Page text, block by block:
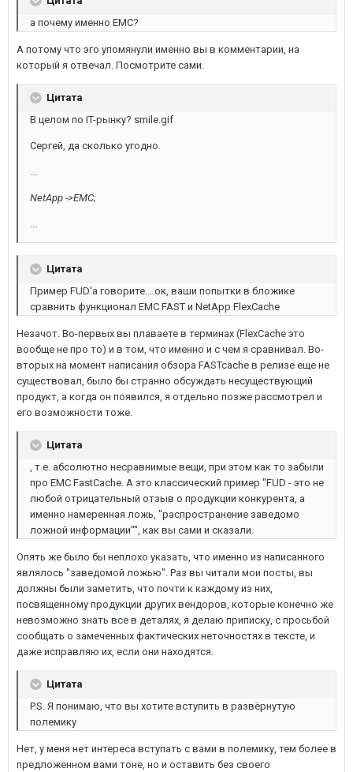
а почему именно ЕМС?
А потому что эго упомянули именно вы в комментарии, на
который я отвечал. Посмотрите сами.
Цитата
В целом по IT-рынку? smile.gif
Сергей, да сколько угодно.
...
NetApp ->EMC;
...
Цитата
Пример FUD'а говорите....ок, ваши попытки в бложике
сравнить функционал EMC FAST и NetApp FlexCache
Незачот. Во-первых вы плаваете в терминах (FlexCache это
вообще не про то) и в том, что именно и с чем я сравнивал. Во-
вторых на момент написания обзора FASTcache в релизе еще не
существовал, было бы странно обсуждать несуществующий
продукт, а когда он появился, я отдельно позже рассмотрел и
его возможности тоже.
Цитата
, т.е. абсолютно несравнимые вещи, при этом как то забыли
про ЕМС FastCache. А это классический пример "FUD - это не
любой отрицательный отзыв о продукции конкурента, а
именно намеренная ложь, "распространение заведомо
ложной информации"", как вы сами и сказали.
Опять же было бы неплохо указать, что именно из написанного
являлось "заведомой ложью". Раз вы читали мои посты, вы
должны были заметить, что почти к каждому из них,
посвященному продукции других вендоров, которые конечно же
невозможно знать все в деталях, я делаю приписку, с просьбой
сообщать о замеченных фактических неточностях в тексте, и
даже исправляю их, если они находятся.
Цитата
P.S. Я понимаю, что вы хотите вступить в развёрнутую
полемику
Нет, у меня нет интереса вступать с вами в полемику, тем более в
предложенном вами тоне, но и оставить без своего